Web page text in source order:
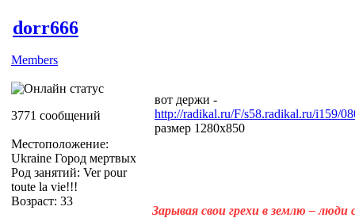
dorr666
Members
3771 сообщений
Местоположение:
Ukraine Город мертвых
Род занятий: Ver pour
toute la vie!!!
Возраст: 33
вот держи -
http://radikal.ru/F/s58.radikal.ru/i159/
размер 1280х850
Зарывая свои грехи в землю –